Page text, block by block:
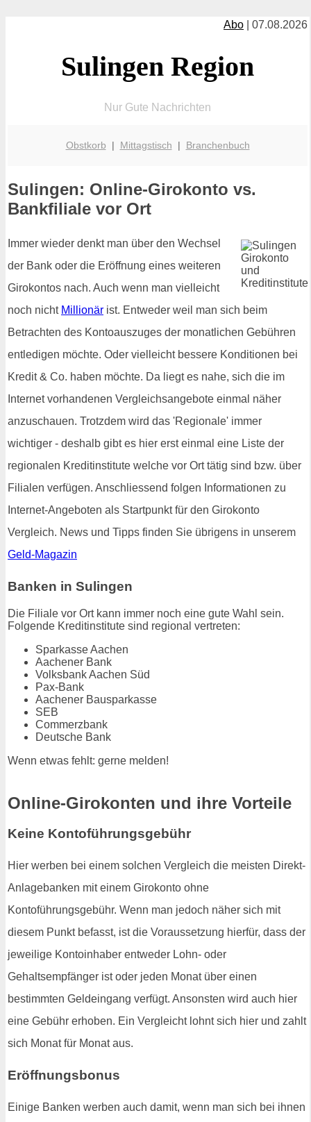
Abo | 07.08.2026
Sulingen Region
Nur Gute Nachrichten
Obstkorb | Mittagstisch | Branchenbuch
Sulingen: Online-Girokonto vs.
Bankfiliale vor Ort
Immer wieder denkt man über den Wechsel
der Bank oder die Eröffnung eines weiteren
Girokontos nach. Auch wenn man vielleicht
noch nicht Millionär ist. Entweder weil man sich beim
Betrachten des Kontoauszuges der monatlichen Gebühren
entledigen möchte. Oder vielleicht bessere Konditionen bei
Kredit & Co. haben möchte. Da liegt es nahe, sich die im
Internet vorhandenen Vergleichsangebote einmal näher
anzuschauen. Trotzdem wird das 'Regionale' immer
wichtiger - deshalb gibt es hier erst einmal eine Liste der
regionalen Kreditinstitute welche vor Ort tätig sind bzw. über
Filialen verfügen. Anschliessend folgen Informationen zu
Internet-Angeboten als Startpunkt für den Girokonto
Vergleich. News und Tipps finden Sie übrigens in unserem
Geld-Magazin
Banken in Sulingen
Die Filiale vor Ort kann immer noch eine gute Wahl sein.
Folgende Kreditinstitute sind regional vertreten:
Sparkasse Aachen
Aachener Bank
Volksbank Aachen Süd
Pax-Bank
Aachener Bausparkasse
SEB
Commerzbank
Deutsche Bank
Wenn etwas fehlt: gerne melden!
Online-Girokonten und ihre Vorteile
Keine Kontoführungsgebühr
Hier werben bei einem solchen Vergleich die meisten Direkt-
Anlagebanken mit einem Girokonto ohne
Kontoführungsgebühr. Wenn man jedoch näher sich mit
diesem Punkt befasst, ist die Voraussetzung hierfür, dass der
jeweilige Kontoinhaber entweder Lohn- oder
Gehaltsempfänger ist oder jeden Monat über einen
bestimmten Geldeingang verfügt. Ansonsten wird auch hier
eine Gebühr erhoben. Ein Vergleicht lohnt sich hier und zahlt
sich Monat für Monat aus.
Eröffnungsbonus
Einige Banken werben auch damit, wenn man sich bei ihnen